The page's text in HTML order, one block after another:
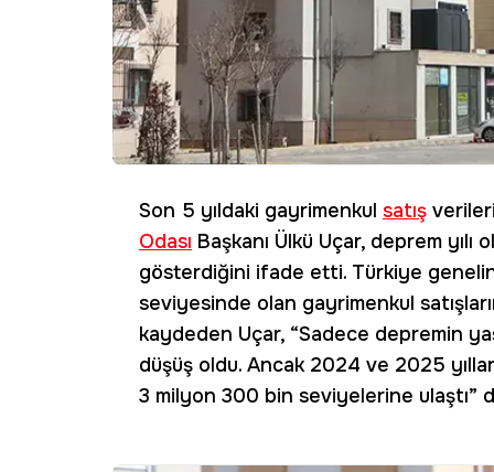
Son 5 yıldaki gayrimenkul satış
Odası Başkanı Ülkü Uçar, deprem yılı
gösterdiğini ifade etti. Türkiye
seviyesinde olan gayrimenkul
kaydeden Uçar, “Sadece depremin
düşüş oldu. Ancak 2024 ve 2025
3 milyon 300 bin seviyelerine ulaştı”